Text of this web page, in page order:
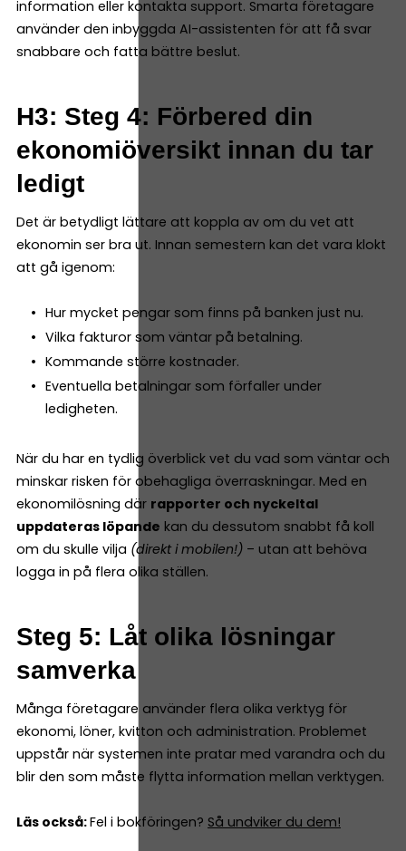
information eller kontakta support. Smarta företagare
använder den inbyggda AI-assistenten för att få svar
snabbare och fatta bättre beslut.
H3: Steg 4: Förbered din
ekonomiöversikt innan du tar
ledigt
Det är betydligt lättare att koppla av om du vet att
ekonomin ser bra ut. Innan semestern kan det vara klokt
att gå igenom:
Hur mycket pengar som finns på banken just nu.
Vilka fakturor som väntar på betalning.
Kommande större kostnader.
Eventuella betalningar som förfaller under
ledigheten.
När du har en tydlig överblick vet du vad som väntar och
minskar risken för obehagliga överraskningar. Med en
ekonomilösning där rapporter och nyckeltal
uppdateras löpande kan du dessutom snabbt få koll
om du skulle vilja (direkt i mobilen!) – utan att behöva
logga in på flera olika ställen.
Steg 5: Låt olika lösningar
samverka
Många företagare använder flera olika verktyg för
ekonomi, löner, kvitton och administration. Problemet
uppstår när systemen inte pratar med varandra och du
blir den som måste flytta information mellan verktygen.
Läs också:Fel i bokföringen? Så undviker du dem!